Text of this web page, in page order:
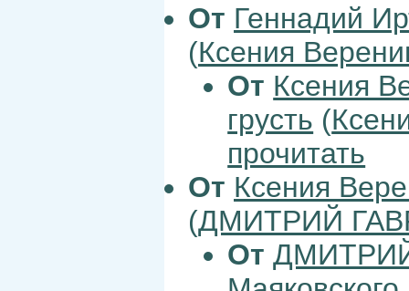
От Геннадий
(Ксения
От Ксения
грусть (
прочитать
От Ксения
(ДМИТРИЙ
От